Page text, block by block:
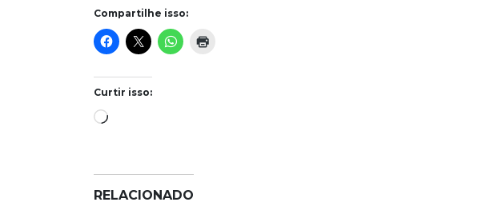
Compartilhe isso:
Curtir isso:
Carregando...
RELACIONADO